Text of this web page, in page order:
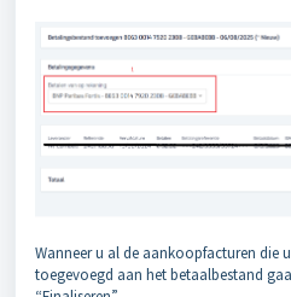
Wanneer u al de aankoopfacturen die
toegevoegd aan het betaalbestand